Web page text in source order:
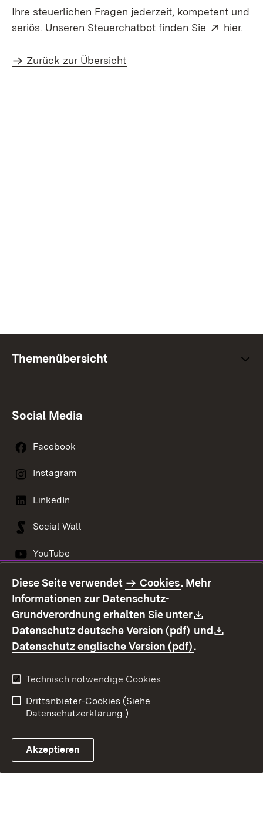
Ihre steuerlichen Fragen jederzeit, kompetent und
seriös. Unseren Steuerchatbot finden Sie
Extern:
hier.
Zurück zur Übersicht
Themenübersicht
Social Media
Facebook
Instagram
LinkedIn
Social Wall
YouTube
Kontakt
Datenschutz
Erklärung zur
Barrierefreiheit
Impressum
Diese Seite verwendet Cookies. Mehr
Informationen zur Datenschutz-
Grundverordnung erhalten Sie unter
Datenschutz deutsche Version (pdf) (Öffnet in
und
Datenschutz englische Version (pdf).
Technisch notwendige Cookies
Drittanbieter-Cookies (Siehe
Datenschutzerklärung.)
Akzeptieren